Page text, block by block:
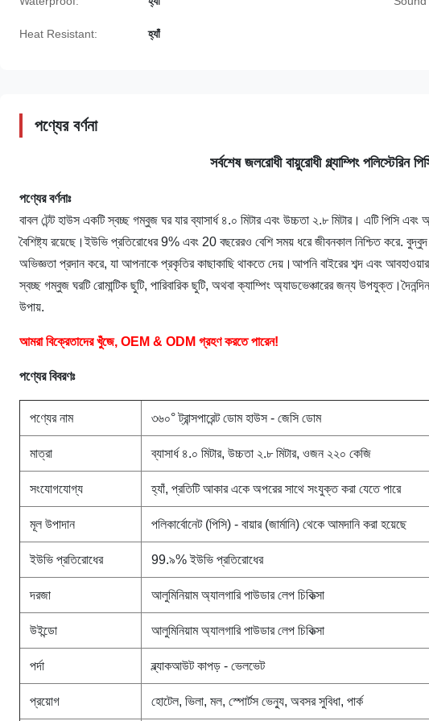
Heat Resistant: হ্যাঁ
পণ্যের বর্ণনা
সর্বশেষ জলরোধী বায়ুরোধী গ্ল্যাম্পিং পলিস্টেরিন
পণ্যের বর্ণনাঃ
বাবল টেন্ট হাউস একটি স্বচ্ছ গম্বুজ ঘর যার ব্যাসার্ধ ৪.০ মিটার এবং উচ্চতা ২.৮ মিটার। এটি পিসি এবং
বৈশিষ্ট্য রয়েছে।ইউভি প্রতিরোধের 9% এবং 20 বছরেরও বেশি সময় ধরে জীবনকাল নিশ্চিত করে.
অভিজ্ঞতা প্রদান করে, যা আপনাকে প্রকৃতির কাছাকাছি থাকতে দেয়।আপনি বাইরের শব্দ এবং
স্বচ্ছ গম্বুজ ঘরটি রোমান্টিক ছুটি, পারিবারিক ছুটি, অথবা ক্যাম্পিং অ্যাডভেঞ্চারের জন্য
উপায়.
আমরা বিক্রেতাদের খুঁজে, OEM & ODM গ্রহণ করতে পারেন!
পণ্যের বিবরণঃ
পণ্যের নাম ৩৬০° ট্রান্সপারেন্ট ডোম হাউস - জেসি ডোম
মাত্রা ব্যাসার্ধ ৪.০ মিটার, উচ্চতা ২.৮ মিটার, ওজন ২২০ কেজি
সংযোগযোগ্য হ্যাঁ, প্রতিটি আকার একে অপরের সাথে সংযুক্ত করা যেতে পারে
মূল উপাদান পলিকার্বোনেট (পিসি) - বায়ার (জার্মানি) থেকে আমদানি করা হয়েছে
ইউভি প্রতিরোধের 99.৯% ইউভি প্রতিরোধের
দরজা আলুমিনিয়াম অ্যালগারি পাউডার লেপ চিকিত্সা
উইন্ডো আলুমিনিয়াম অ্যালগারি পাউডার লেপ চিকিত্সা
পর্দা ব্ল্যাকআউট কাপড় - ভেলভেট
প্রয়োগ হোটেল, ভিলা, মল, স্পোর্টস ভেন্যু, অবসর সুবিধা, পার্ক